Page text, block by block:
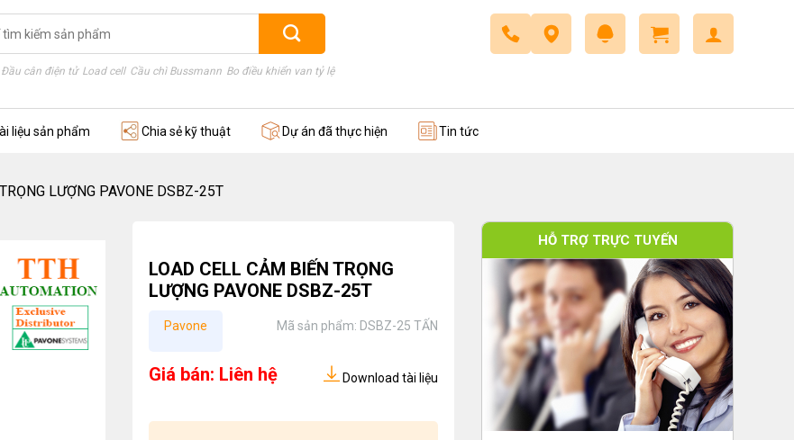
Đầu cân điện tử Load cell Cầu chì Bussmann Bo điều khiển van tỷ lệ
liệu sản phẩm Chia sẻ kỹ thuật Dự án đã thực hiện Tin tức
LƯỢNG PAVONE DSBZ-25T
LOAD CELL CẢM BIẾN TRỌNG
LƯỢNG PAVONE DSBZ-25T
Pavone Mã sản phẩm: DSBZ-25 TẤN
Giá bán: Liên hệ Download tài liệu
HỖ TRỢ TRỰC TUYẾN